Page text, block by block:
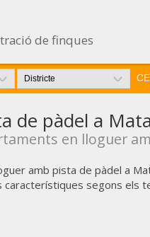
de finques
de pàdel a
en lloguer
amb pista de pàdel a
segons els